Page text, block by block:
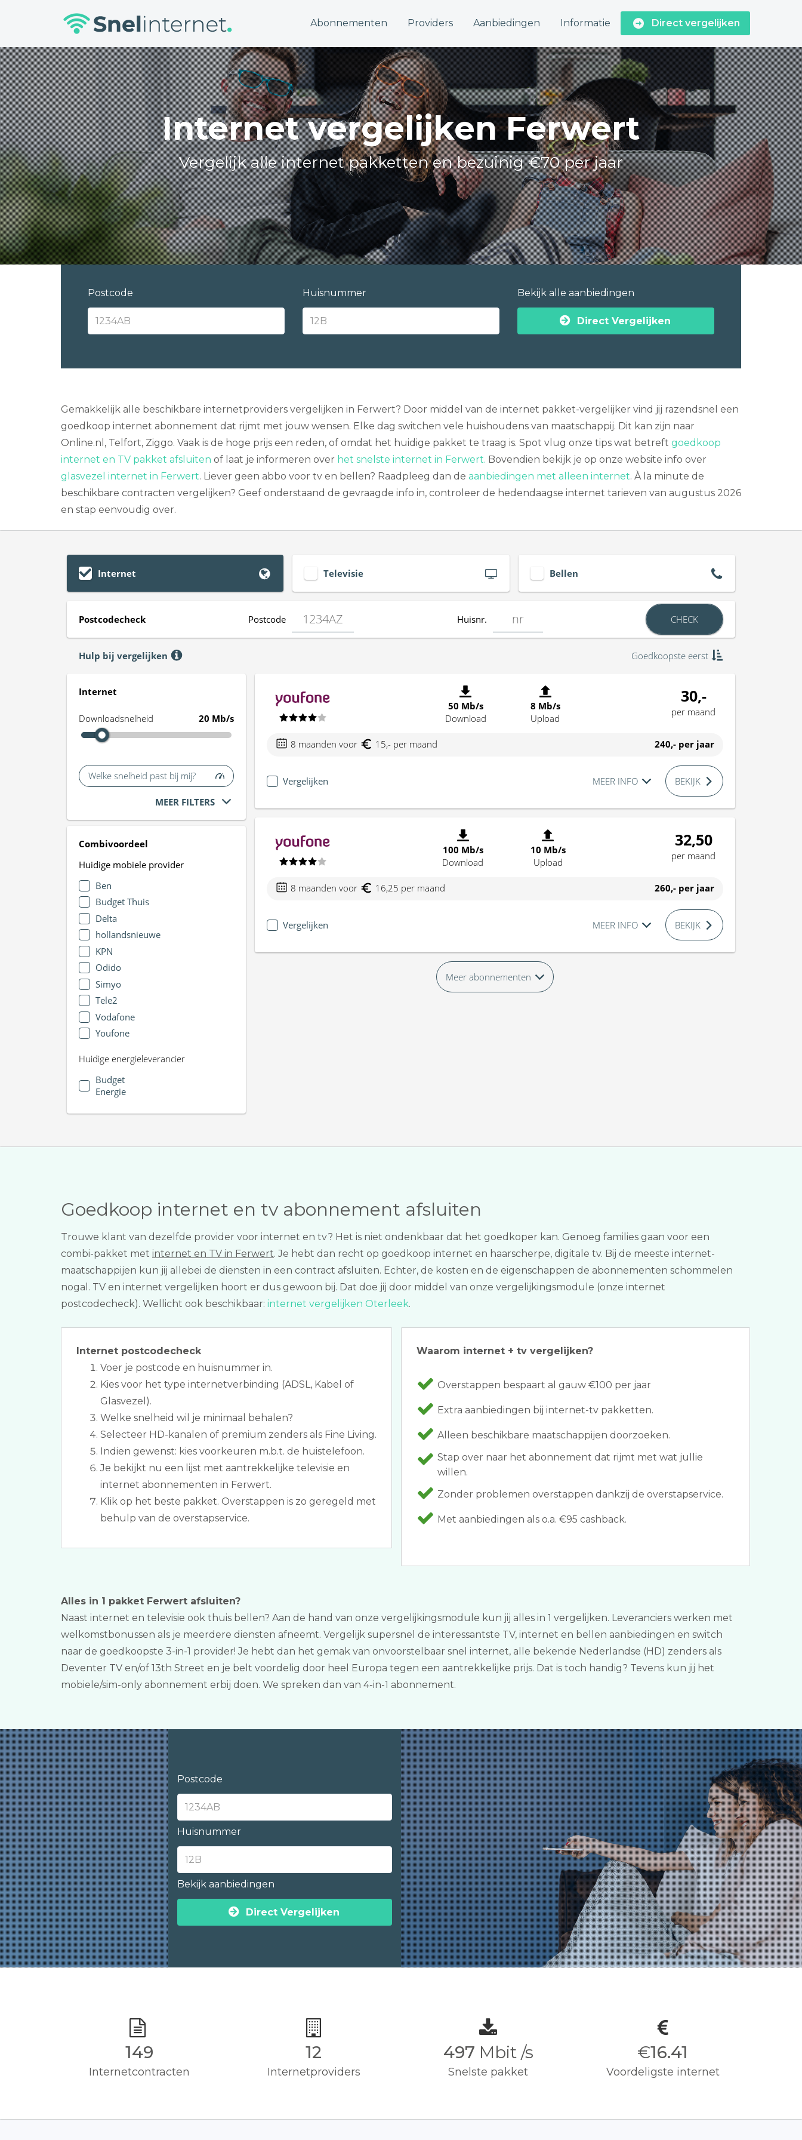
Abonnementen Providers Aanbiedingen Informatie Direct vergelijken
Skip
to
content
Internet vergelijken Ferwert
Vergelijk alle internet pakketten en bezuinig €70 per jaar
Postcode Huisnummer Bekijk alle aanbiedingen
Direct Vergelijken
Gemakkelijk alle beschikbare internetproviders vergelijken in Ferwert? Door middel van de internet pakket-vergelijker vind jij razendsnel een
goedkoop internet abonnement dat rijmt met jouw wensen. Elke dag switchen vele huishoudens van maatschappij. Dit kan zijn naar
Online.nl, Telfort, Ziggo. Vaak is de hoge prijs een reden, of omdat het huidige pakket te traag is. Spot vlug onze tips wat betreft goedkoop
internet en TV pakket afsluiten of laat je informeren over het snelste internet in Ferwert. Bovendien bekijk je op onze website info over
glasvezel internet in Ferwert. Liever geen abbo voor tv en bellen? Raadpleeg dan de aanbiedingen met alleen internet. À la minute de
beschikbare contracten vergelijken? Geef onderstaand de gevraagde info in, controleer de hedendaagse internet tarieven van augustus 2026
en stap eenvoudig over.
Internet Televisie Bellen
Postcodecheck Postcode Huisnr. CHECK
Hulp bij vergelijken Goedkoopste eerst
Internet
Downloadsnelheid 20 Mb/s
Welke snelheid past bij mij?
MEER FILTERS
Combivoordeel
Huidige mobiele provider
Ben
Budget Thuis
Delta
hollandsnieuwe
KPN
Odido
Simyo
Tele2
Vodafone
Youfone
Huidige energieleverancier
Budget
Energie
50 Mb/s
Download
8 Mb/s
Upload
30,-
per maand
8 maanden voor 15,- per maand 240,- per jaar
Vergelijken MEER INFO BEKIJK
100 Mb/s
Download
10 Mb/s
Upload
32,50
per maand
8 maanden voor 16,25 per maand 260,- per jaar
Vergelijken MEER INFO BEKIJK
Meer abonnementen
Goedkoop internet en tv abonnement afsluiten
Trouwe klant van dezelfde provider voor internet en tv? Het is niet ondenkbaar dat het goedkoper kan. Genoeg families gaan voor een
combi-pakket met internet en TV in Ferwert. Je hebt dan recht op goedkoop internet en haarscherpe, digitale tv. Bij de meeste internet-
maatschappijen kun jij allebei de diensten in een contract afsluiten. Echter, de kosten en de eigenschappen de abonnementen schommelen
nogal. TV en internet vergelijken hoort er dus gewoon bij. Dat doe jij door middel van onze vergelijkingsmodule (onze internet
postcodecheck). Wellicht ook beschikbaar: internet vergelijken Oterleek.
Internet postcodecheck
Voer je postcode en huisnummer in.
Kies voor het type internetverbinding (ADSL, Kabel of
Glasvezel).
Welke snelheid wil je minimaal behalen?
Selecteer HD-kanalen of premium zenders als Fine Living.
Indien gewenst: kies voorkeuren m.b.t. de huistelefoon.
Je bekijkt nu een lijst met aantrekkelijke televisie en
internet abonnementen in Ferwert.
Klik op het beste pakket. Overstappen is zo geregeld met
behulp van de overstapservice.
Waarom internet + tv vergelijken?
Overstappen bespaart al gauw €100 per jaar
Extra aanbiedingen bij internet-tv pakketten.
Alleen beschikbare maatschappijen doorzoeken.
Stap over naar het abonnement dat rijmt met wat jullie
willen.
Zonder problemen overstappen dankzij de overstapservice.
Met aanbiedingen als o.a. €95 cashback.
Alles in 1 pakket Ferwert afsluiten?
Naast internet en televisie ook thuis bellen? Aan de hand van onze vergelijkingsmodule kun jij alles in 1 vergelijken. Leveranciers werken met
welkomstbonussen als je meerdere diensten afneemt. Vergelijk supersnel de interessantste TV, internet en bellen aanbiedingen en switch
naar de goedkoopste 3-in-1 provider! Je hebt dan het gemak van onvoorstelbaar snel internet, alle bekende Nederlandse (HD) zenders als
Deventer TV en/of 13th Street en je belt voordelig door heel Europa tegen een aantrekkelijke prijs. Dat is toch handig? Tevens kun jij het
mobiele/sim-only abonnement erbij doen. We spreken dan van 4-in-1 abonnement.
Postcode
Huisnummer
Bekijk aanbiedingen
Direct Vergelijken
150
Internetcontracten
12
Internetproviders
500 Mbit /s
Snelste pakket
€16.50
Voordeligste internet